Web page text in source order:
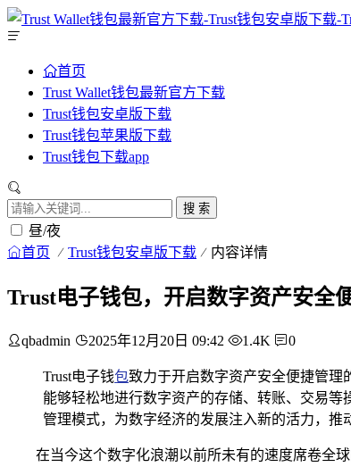
首页
Trust Wallet钱包最新官方下载
Trust钱包安卓版下载
Trust钱包苹果版下载
Trust钱包下载app
搜 索
昼/夜
首页 Trust钱包安卓版下载 内容详情
Trust电子钱包，开启数字资产安全
qbadmin 2025年12月20日 09:42 1.4K 0
Trust电子钱包致力于开启数字资产安全便捷管理
能够轻松地进行数字资产的存储、转账、交易
管理模式，为数字经济的发展注入新的活力，推
在当今这个数字化浪潮以前所未有的速度席卷全球